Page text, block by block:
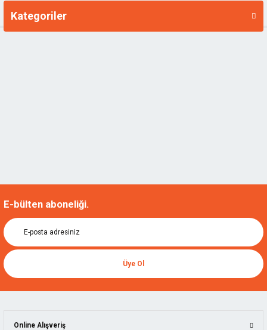
Kategoriler
Markalar
E-bülten aboneliği.
Üye Ol
Online Alışveriş